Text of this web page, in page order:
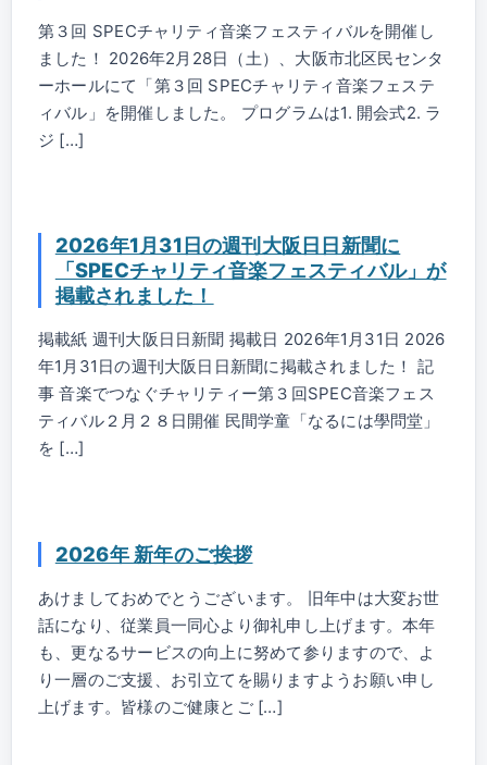
第３回 SPECチャリティ音楽フェスティバルを開催し
ました！ 2026年2月28日（土）、大阪市北区民センタ
ーホールにて「第３回 SPECチャリティ音楽フェステ
ィバル」を開催しました。 プログラムは1. 開会式2. ラ
ジ […]
2026年1月31日の週刊大阪日日新聞に
「SPECチャリティ音楽フェスティバル」が
掲載されました！
掲載紙 週刊大阪日日新聞 掲載日 2026年1月31日 2026
年1月31日の週刊大阪日日新聞に掲載されました！ 記
事 音楽でつなぐチャリティー第３回SPEC音楽フェス
ティバル２月２８日開催 民間学童「なるには學問堂」
を […]
2026年 新年のご挨拶
あけましておめでとうございます。 旧年中は大変お世
話になり、従業員一同心より御礼申し上げます。本年
も、更なるサービスの向上に努めて参りますので、よ
り一層のご支援、お引立てを賜りますようお願い申し
上げます。皆様のご健康とご […]